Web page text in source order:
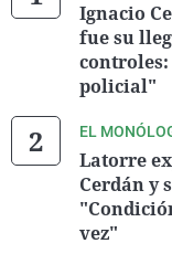
Ignacio
fue su
policial"
EL
Latorre
Cerdán y
vez"